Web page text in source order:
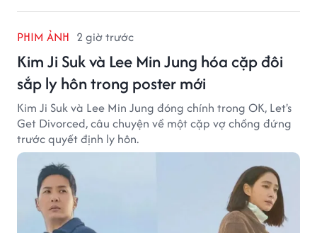
PHIM ẢNH 2 giờ trước
Kim Ji Suk và Lee Min Jung hóa cặp đôi
sắp ly hôn trong poster mới
Kim Ji Suk và Lee Min Jung đóng chính trong OK, Let's
Get Divorced, câu chuyện về một cặp vợ chồng đứng
trước quyết định ly hôn.